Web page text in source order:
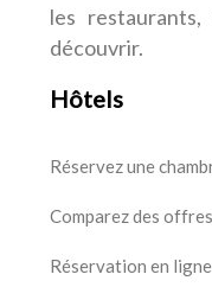
les
découvrir.
Hôtels
Réservez une
Comparez des offres
Réservation en ligne